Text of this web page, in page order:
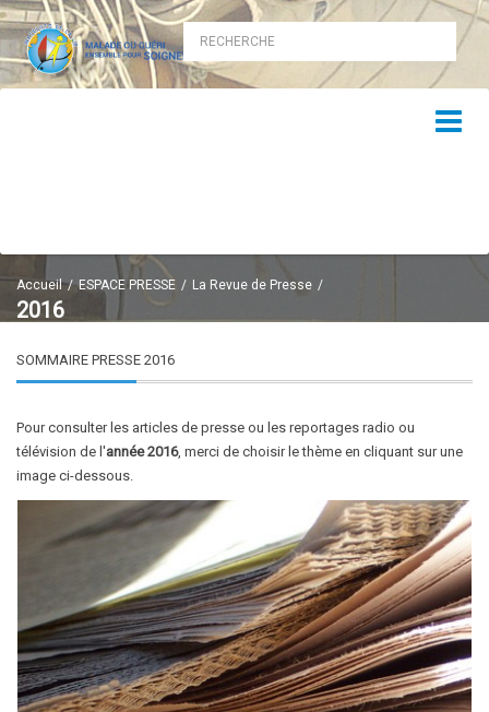
Accueil ESPACE PRESSE La Revue de Presse
2016
SOMMAIRE PRESSE 2016
Pour consulter les articles de presse ou les reportages radio ou
télévision de l'année 2016, merci de choisir le thème en cliquant sur une
image ci-dessous.